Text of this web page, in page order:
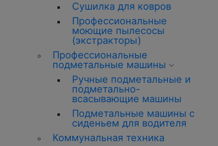
Сушилка для ковров
Профессиональные
моющие пылесосы
(экстракторы)
Профессиональные
подметальные машины
Ручные подметальные и
подметально-
всасывающие машины
Подметальные машины с
сиденьем для водителя
Коммунальная техника